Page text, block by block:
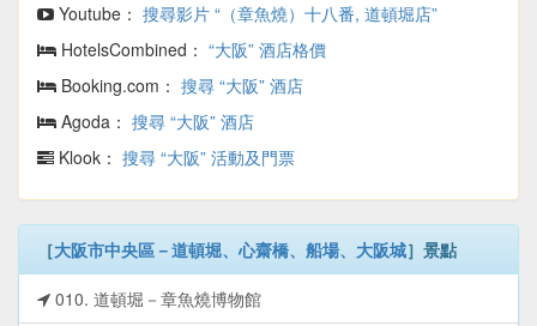
Youtube： 搜尋影片 “（章魚燒）十八番, 道頓堀店”
HotelsCombined： “大阪” 酒店格價
Booking.com： 搜尋 “大阪” 酒店
Agoda： 搜尋 “大阪” 酒店
Klook： 搜尋 “大阪” 活動及門票
［大阪市中央區－道頓堀、心齋橋、船場、大阪城］景點
010. 道頓堀－章魚燒博物館